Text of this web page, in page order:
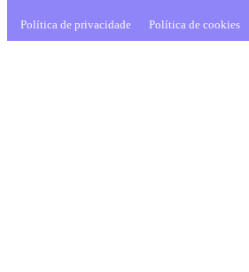
Política de privacidade Política de cookies